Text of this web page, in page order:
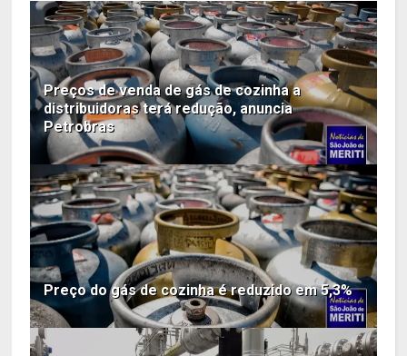
Preços de venda de gás de cozinha a
distribuidoras terá redução, anuncia
Petrobras
Preço do gás de cozinha é reduzido em 5,3%